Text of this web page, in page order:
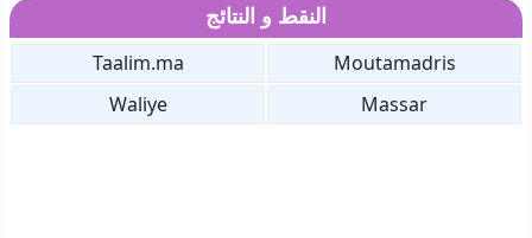
النقط و النتائج
Moutamadris
Taalim.ma
Massar
Waliye